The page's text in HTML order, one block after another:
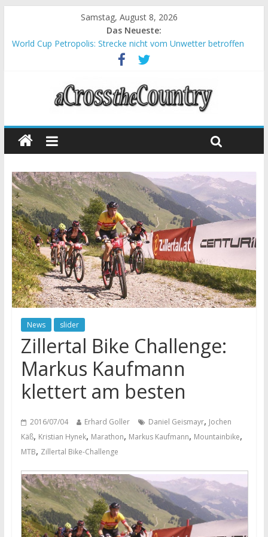
Samstag, August 8, 2026
Das Neueste:
World Cup Petropolis: Strecke nicht vom Unwetter betroffen
Krumbach und Obergessertshausen: Mountainbike-Bundesliga
Supercup Massi Banyoles: Siege für Carod und Richards
Halbzeit beim Andalucia Bike Race: Weltmeister Seewald führt
Chelva: Schweizer Doppelsieg beim ersten XCO-Rennen der
News slider
Zillertal Bike Challenge:
Markus Kaufmann
klettert am besten
2016/07/04 Erhard Goller Daniel Geismayr, Jochen
Käß, Kristian Hynek, Marathon, Markus Kaufmann, Mountainbike,
MTB, Zillertal Bike-Challenge